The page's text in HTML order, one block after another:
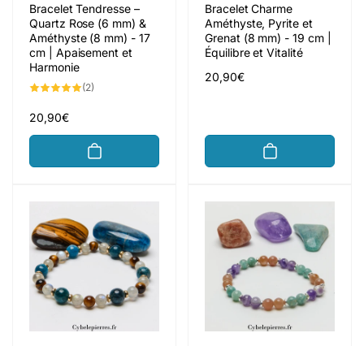
Bracelet Tendresse –
Quartz Rose (6 mm) &
Améthyste (8 mm) - 17
cm | Apaisement et
Harmonie
(2)
Prix
habituel
20,90€
Bracelet Charme
Améthyste, Pyrite et
Grenat (8 mm) - 19 cm |
Équilibre et Vitalité
Prix
20,90€